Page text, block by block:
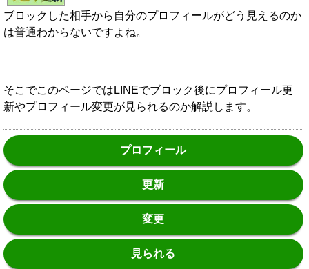
ブロックした相手から自分のプロフィールがどう見えるのか
は普通わからないですよね。
そこでこのページではLINEでブロック後にプロフィール更
新やプロフィール変更が見られるのか解説します。
プロフィール
更新
変更
見られる